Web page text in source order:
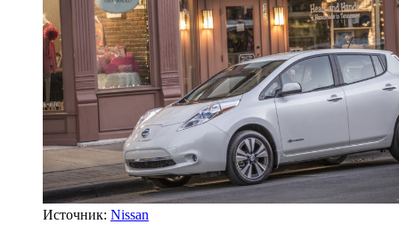
Источник: Nissan